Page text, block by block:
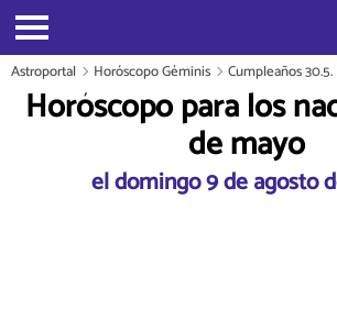
Astroportal Horóscopo Géminis Cumpleaños 30.5.
Horóscopo para los
de mayo
el domingo 9 de agosto